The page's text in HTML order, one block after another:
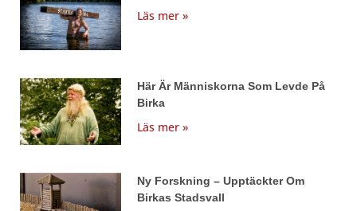
Läs mer »
Här Är Människorna Som Levde På
Birka
Läs mer »
Ny Forskning – Upptäckter Om
Birkas Stadsvall